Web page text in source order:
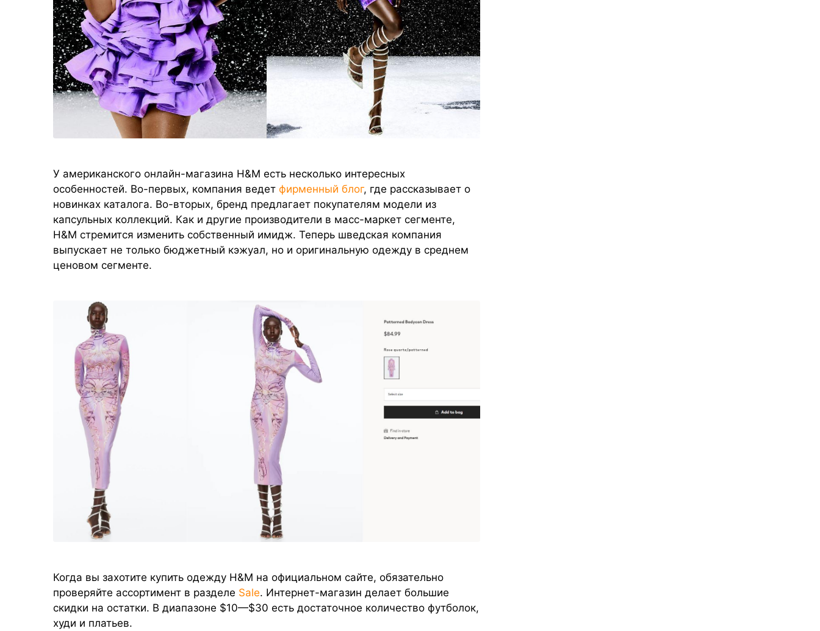
У американского онлайн-магазина H&M есть несколько интересных
особенностей. Во-первых, компания ведет фирменный блог, где рассказывает о
новинках каталога. Во-вторых, бренд предлагает покупателям модели из
капсульных коллекций. Как и другие производители в масс-маркет сегменте,
H&M стремится изменить собственный имидж. Теперь шведская компания
выпускает не только бюджетный кэжуал, но и оригинальную одежду в среднем
ценовом сегменте.
Когда вы захотите купить одежду H&M на официальном сайте, обязательно
проверяйте ассортимент в разделе Sale. Интернет-магазин делает большие
скидки на остатки. В диапазоне $10—$30 есть достаточное количество футболок,
худи и платьев.